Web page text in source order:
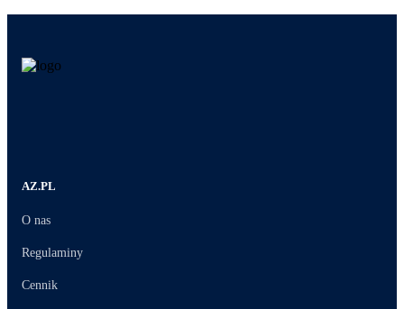
AZ.PL
O nas
Regulaminy
Cennik